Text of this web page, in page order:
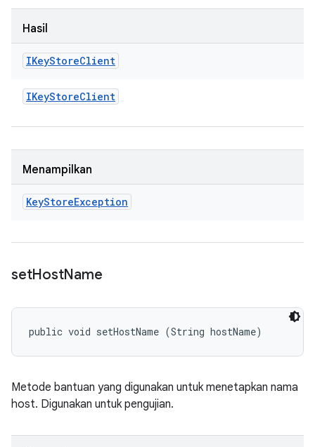
Hasil
IKeyStoreClient
IKeyStoreClient
Menampilkan
KeyStoreException
setHostName
public void setHostName (String hostName)
Metode bantuan yang digunakan untuk menetapkan nama
host. Digunakan untuk pengujian.